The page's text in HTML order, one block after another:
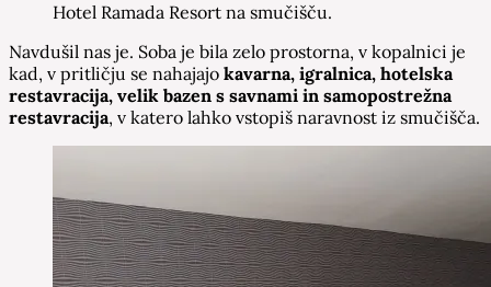
Hotel Ramada Resort na smučišču.
Navdušil nas je. Soba je bila zelo prostorna, v kopalnici je
kad, v pritličju se nahajajo kavarna, igralnica, hotelska
restavracija, velik bazen s savnami in samopostrežna
restavracija, v katero lahko vstopiš naravnost iz smučišča.